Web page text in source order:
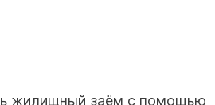
жилищный заём с помощью